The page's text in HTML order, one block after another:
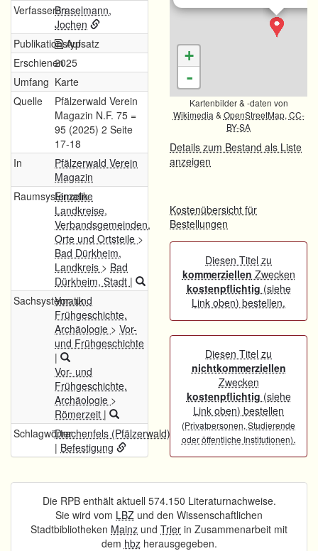
Verfasser/inBraselmann,
Jochen
PublikationstypAufsatz
Erschienen2025
Umfang Karte
Quelle
Pfälzerwald Verein
Magazin N.F. 75 =
95 (2025) 2 Seite
17-18
In
Pfälzerwald Verein
Magazin
Raumsystematik
Einzelne
Landkreise,
Verbandsgemeinden,
Orte und Ortsteile >
Bad Dürkheim,
Landkreis > Bad
Dürkheim, Stadt |
Sachsystematik
Vor- und
Frühgeschichte.
Archäologie > Vor-
und Frühgeschichte
|
Vor- und
Frühgeschichte.
Archäologie >
Römerzeit |
SchlagwörterDrachenfels (Pfälzerwald)
| Befestigung
+
-
Kartenbilder & -daten von
Wikimedia & OpenStreetMap, CC-
BY-SA
Details zum Bestand als Liste
anzeigen
Kostenübersicht für
Bestellungen
Diesen Titel zu
kommerziellen Zwecken
kostenpflichtig (siehe
Link oben) bestellen.
Diesen Titel zu
nichtkommerziellen
Zwecken
kostenpflichtig (siehe
Link oben) bestellen
(Privatpersonen, Studierende
oder öffentliche Institutionen).
Die RPB enthält aktuell 574.150 Literaturnachweise.
Sie wird vom LBZ und den Wissenschaftlichen
Stadtbibliotheken Mainz und Trier in Zusammenarbeit mit
dem hbzherausgegeben.